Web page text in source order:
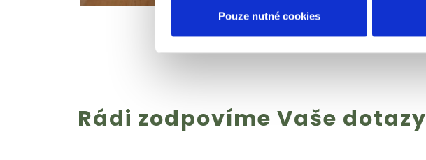
Pouze nutné cookies
Rádi zodpovíme Vaše dotazy